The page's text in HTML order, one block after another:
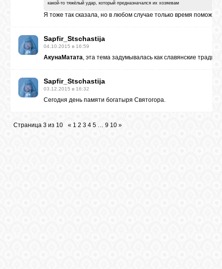
какой-то тяжёлый удар, который предназначался их хозяевам
Я тоже так сказала, но в любом случае только время поможет.
Sapfir_Stschastija
04.10.2015 в 16:59
АкунаМатата, эта тема задумывалась как славянские
Sapfir_Stschastija
03.12.2015 в 16:32
Сегодня день памяти богатыря Святогора.
Страница 3 из 10 « 1 2 3 4 5 … 9 10 »